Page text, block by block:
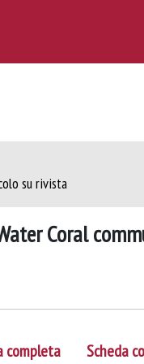
su rivista
Coral
completa Scheda